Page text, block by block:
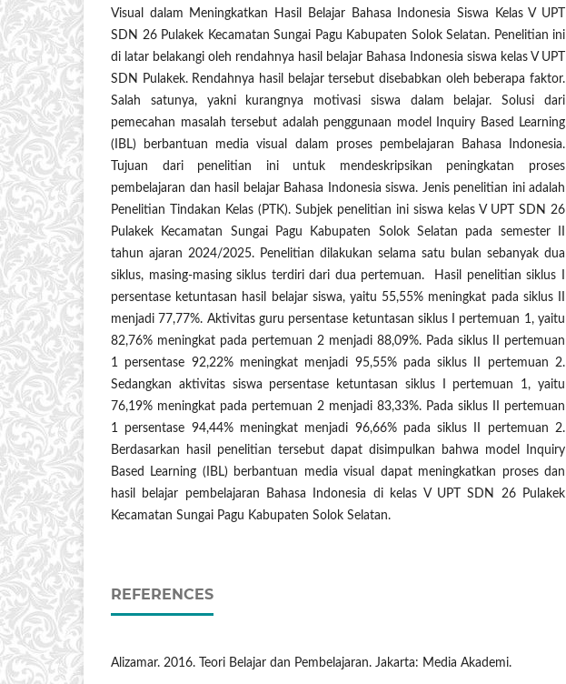
Visual dalam Meningkatkan Hasil Belajar Bahasa Indonesia Siswa Kelas V UPT
SDN 26 Pulakek Kecamatan Sungai Pagu Kabupaten Solok Selatan. Penelitian ini
di latar belakangi oleh rendahnya hasil belajar Bahasa Indonesia siswa kelas V UPT
SDN Pulakek. Rendahnya hasil belajar tersebut disebabkan oleh beberapa faktor.
Salah satunya, yakni kurangnya motivasi siswa dalam belajar. Solusi dari
pemecahan masalah tersebut adalah penggunaan model Inquiry Based Learning
(IBL) berbantuan media visual dalam proses pembelajaran Bahasa Indonesia.
Tujuan dari penelitian ini untuk mendeskripsikan peningkatan proses
pembelajaran dan hasil belajar Bahasa Indonesia siswa. Jenis penelitian ini adalah
Penelitian Tindakan Kelas (PTK). Subjek penelitian ini siswa kelas V UPT SDN 26
Pulakek Kecamatan Sungai Pagu Kabupaten Solok Selatan pada semester II
tahun ajaran 2024/2025. Penelitian dilakukan selama satu bulan sebanyak dua
siklus, masing-masing siklus terdiri dari dua pertemuan. Hasil penelitian siklus I
persentase ketuntasan hasil belajar siswa, yaitu 55,55% meningkat pada siklus II
menjadi 77,77%. Aktivitas guru persentase ketuntasan siklus I pertemuan 1, yaitu
82,76% meningkat pada pertemuan 2 menjadi 88,09%. Pada siklus II pertemuan
1 persentase 92,22% meningkat menjadi 95,55% pada siklus II pertemuan 2.
Sedangkan aktivitas siswa persentase ketuntasan siklus I pertemuan 1, yaitu
76,19% meningkat pada pertemuan 2 menjadi 83,33%. Pada siklus II pertemuan
1 persentase 94,44% meningkat menjadi 96,66% pada siklus II pertemuan 2.
Berdasarkan hasil penelitian tersebut dapat disimpulkan bahwa model Inquiry
Based Learning (IBL) berbantuan media visual dapat meningkatkan proses dan
hasil belajar pembelajaran Bahasa Indonesia di kelas V UPT SDN 26 Pulakek
Kecamatan Sungai Pagu Kabupaten Solok Selatan.
REFERENCES
Alizamar. 2016. Teori Belajar dan Pembelajaran. Jakarta: Media Akademi.